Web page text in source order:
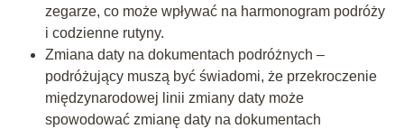
zegarze, co może wpływać na harmonogram podróży
i codzienne rutyny.
Zmiana daty na dokumentach podróżnych –
podróżujący muszą być świadomi, że przekroczenie
międzynarodowej linii zmiany daty może
spowodować zmianę daty na dokumentach